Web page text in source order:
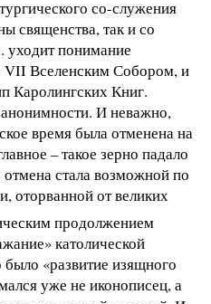
со-служения
священства, так и со
уходит понимание
VII Вселенским Собором, и
Каролингских Книг.
И неважно,
время была отменена на
– такое зерно падало
стала возможной по
оторванной от великих
продолжением
католической
«развитие изящного
уже не иконописец, а